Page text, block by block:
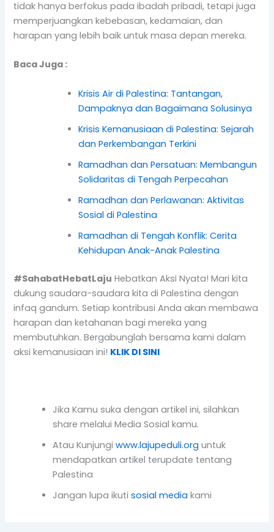
tidak hanya berfokus pada ibadah pribadi, tetapi juga
memperjuangkan kebebasan, kedamaian, dan
harapan yang lebih baik untuk masa depan mereka.
Baca Juga :
Krisis Air di Palestina: Tantangan,
Dampaknya dan Bagaimana Solusinya
Krisis Kemanusiaan di Palestina: Sejarah
dan Perkembangan Terkini
Ramadhan dan Persatuan: Membangun
Solidaritas di Tengah Perpecahan
Ramadhan dan Perlawanan: Aktivitas
Sosial di Palestina
Ramadhan di Tengah Konflik: Cerita
Kehidupan Anak-Anak Palestina
#SahabatHebatLaju Hebatkan Aksi Nyata! Mari kita
dukung saudara-saudara kita di Palestina dengan
infaq gandum. Setiap kontribusi Anda akan membawa
harapan dan ketahanan bagi mereka yang
membutuhkan. Bergabunglah bersama kami dalam
aksi kemanusiaan ini! KLIK DI SINI
Jika Kamu suka dengan artikel ini, silahkan
share melalui Media Sosial kamu.
Atau Kunjungiwww.lajupeduli.org untuk
mendapatkan artikel terupdate tentang
Palestina
Jangan lupa ikutisosial media kami